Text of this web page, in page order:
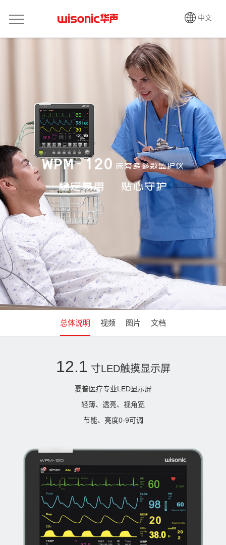
中文
WPM-120 床旁多参数监护仪
稳定易用 贴心守护
总体说明 视频 图片 文档
12.1 寸LED触摸显示屏
夏普医疗专业LED显示屏
轻薄、透亮、视角宽
节能、亮度0-9可调